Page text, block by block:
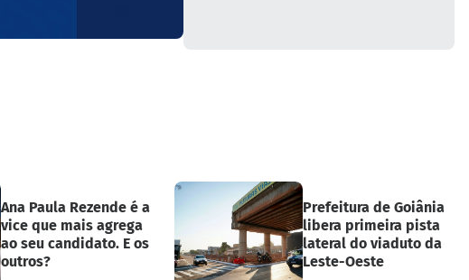
Ana Paula Rezende é a
vice que mais agrega
ao seu candidato. E os
outros?
Prefeitura de Goiânia
libera primeira pista
lateral do viaduto da
Leste-Oeste